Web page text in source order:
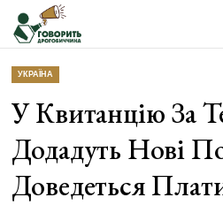
УКРАЇНА
У Квитанцію За
Додадуть Нові
Доведеться